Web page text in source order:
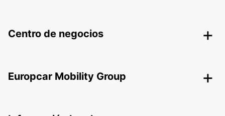
Centro de negocios
Europcar Mobility Group